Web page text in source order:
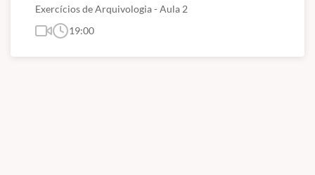
Exercícios de Arquivologia - Aula 2
19:00